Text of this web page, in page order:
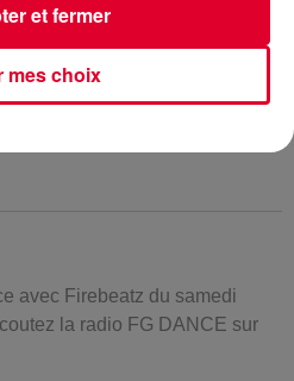
avec Firebeatz du samedi
la radio FG DANCE sur
mes choix
et fermer